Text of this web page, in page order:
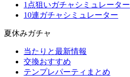
1点狙いガチャシミュレーター
10連ガチャシミュレーター
夏休みガチャ
当たりと最新情報
交換おすすめ
テンプレパーティまとめ